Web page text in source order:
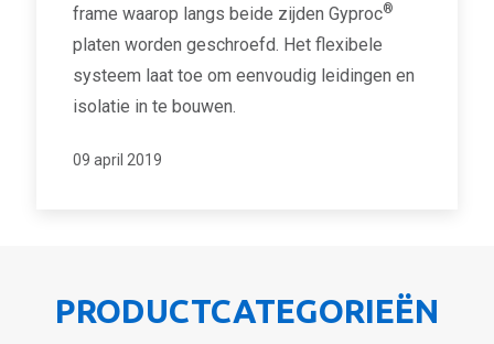
frame waarop langs beide zijden Gyproc®
platen worden geschroefd. Het flexibele
systeem laat toe om eenvoudig leidingen en
isolatie in te bouwen.
09 april 2019
PRODUCTCATEGORIEËN